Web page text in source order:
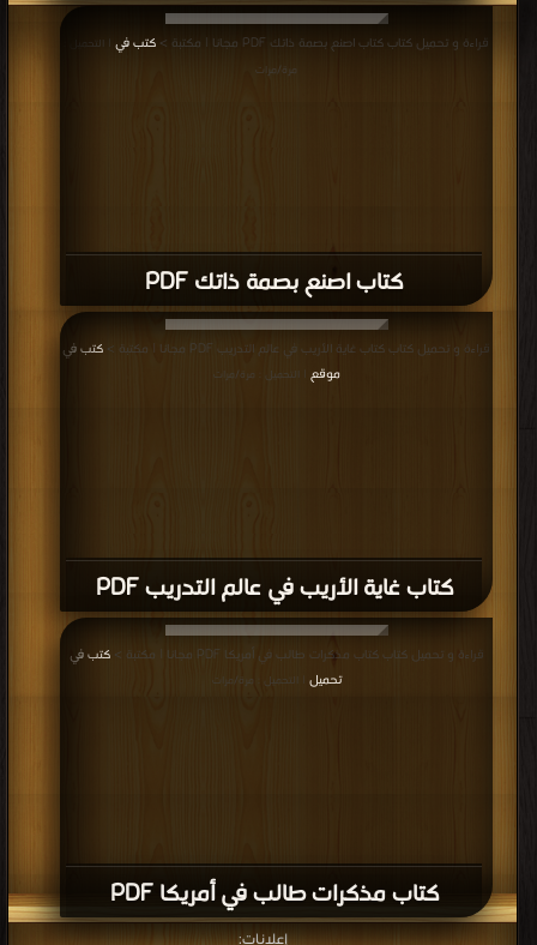
كتاب اصنع بصمة ذاتك PDF
قراءة و تحميل كتاب كتاب اصنع بصمة ذاتك PDF مجانا | مكتبة > كتب في
| التحميل :
مرة/مرات
كتاب غاية الأريب في عالم التدريب PDF
قراءة و تحميل كتاب كتاب غاية الأريب في عالم التدريب PDF مجانا | مكتبة >
كتب في
موقع
| التحميل : مرة/مرات
كتاب مذكرات طالب في أمريكا PDF
قراءة و تحميل كتاب كتاب مذكرات طالب في أمريكا PDF مجانا | مكتبة >
كتب في
تحميل
| التحميل : مرة/مرات